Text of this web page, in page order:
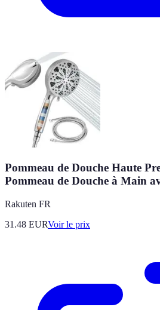
Pommeau de Douche Haute
Pommeau de Douche à Main
Rakuten FR
31.48 EURVoir le prix